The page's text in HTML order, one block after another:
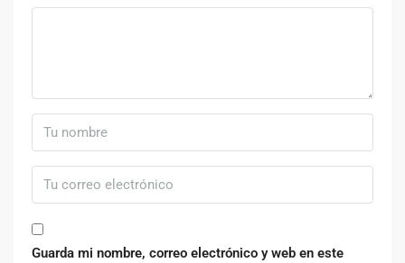
Guarda mi nombre, correo electrónico y web en este